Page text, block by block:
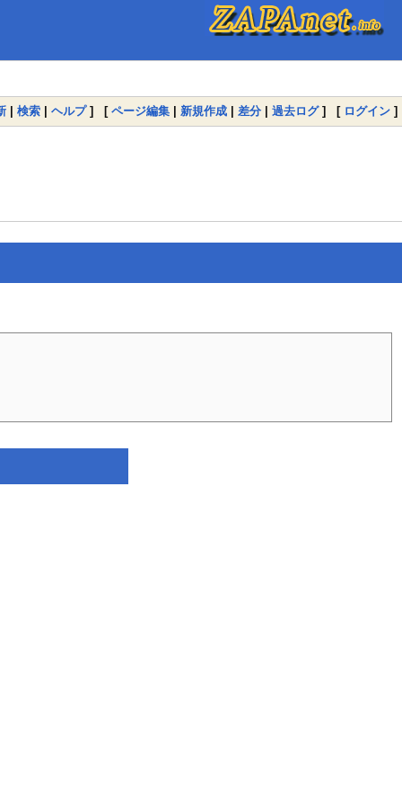
| 検索 | ヘルプ] [ ページ編集 | 新規作成 | 差分 | 過去ログ] [ ログイン ]